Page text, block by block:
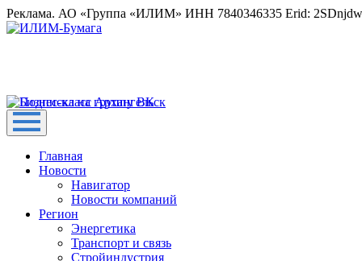
Реклама. АО «Группа «ИЛИМ» ИНН 7840346335 Erid:
Главная
Новости
Навигатор
Новости компаний
Регион
Энергетика
Транспорт и связь
Стройиндустрия